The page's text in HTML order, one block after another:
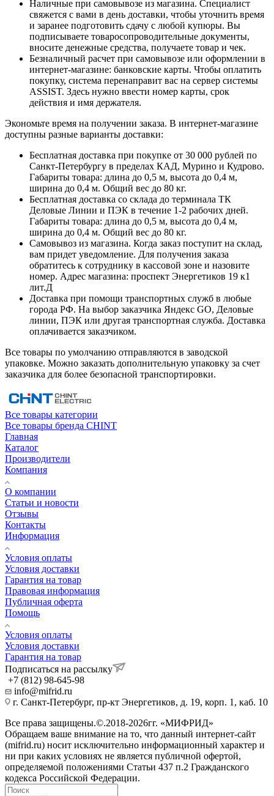
Наличные при самовывозе из магазина. Специалист
свяжется с вами в день доставки, чтобы уточнить время
и заранее подготовить сдачу с любой купюры. Вы
подписываете товаросопроводительные документы,
вносите денежные средства, получаете товар и чек.
Безналичный расчет при самовывозе или оформлении в
интернет-магазине: банковские карты. Чтобы оплатить
покупку, система перенаправит вас на сервер системы
ASSIST. Здесь нужно ввести номер карты, срок
действия и имя держателя.
Экономьте время на получении заказа. В интернет-магазине
доступны разные варианты доставки:
Бесплатная доставка при покупке от 30 000 рублей по
Санкт-Петербургу в пределах КАД, Мурино и Кудрово.
Габариты товара: длина до 0,5 м, высота до 0,4 м,
ширина до 0,4 м. Общий вес до 80 кг.
Бесплатная доставка со склада до терминала ТК
Деловые Линии и ПЭК в течение 1-2 рабочих дней.
Габариты товара: длина до 0,5 м, высота до 0,4 м,
ширина до 0,4 м. Общий вес до 80 кг.
Самовывоз из магазина. Когда заказ поступит на склад,
вам придет уведомление. Для получения заказа
обратитесь к сотруднику в кассовой зоне и назовите
номер. Адрес магазина: проспект Энергетиков 19 к1
лит.Д
Доставка при помощи транспортных служб в любые
города РФ. На выбор заказчика Яндекс GO, Деловые
линии, ПЭК или другая транспортная служба. Доставка
оплачивается заказчиком.
Все товары по умолчанию отправляются в заводской
упаковке. Можно заказать дополнительную упаковку за счет
заказчика для более безопасной транспортировки.
Все товары категории
Все товары бренда CHINT
Главная
Каталог
Производители
Компания
О компании
Статьи и новости
Отзывы
Контакты
Информация
Условия оплаты
Условия доставки
Гарантия на товар
Правовая информация
Публичная оферта
Помощь
Условия оплаты
Условия доставки
Гарантия на товар
Подписаться на рассылку
+7 (812) 98-645-98
info@mifrid.ru
г. Санкт-Петербург, пр-кт Энергетиков, д. 19, корп. 1, каб. 10
Все права защищены.©.2018-2026гг. «МИФРИД»
Обращаем ваше внимание на то, что данный интернет-сайт
(mifrid.ru) носит исключительно информационный характер и
ни при каких условиях не является публичной офертой,
определяемой положениями Статьи 437 п.2 Гражданского
кодекса Российской Федерации.